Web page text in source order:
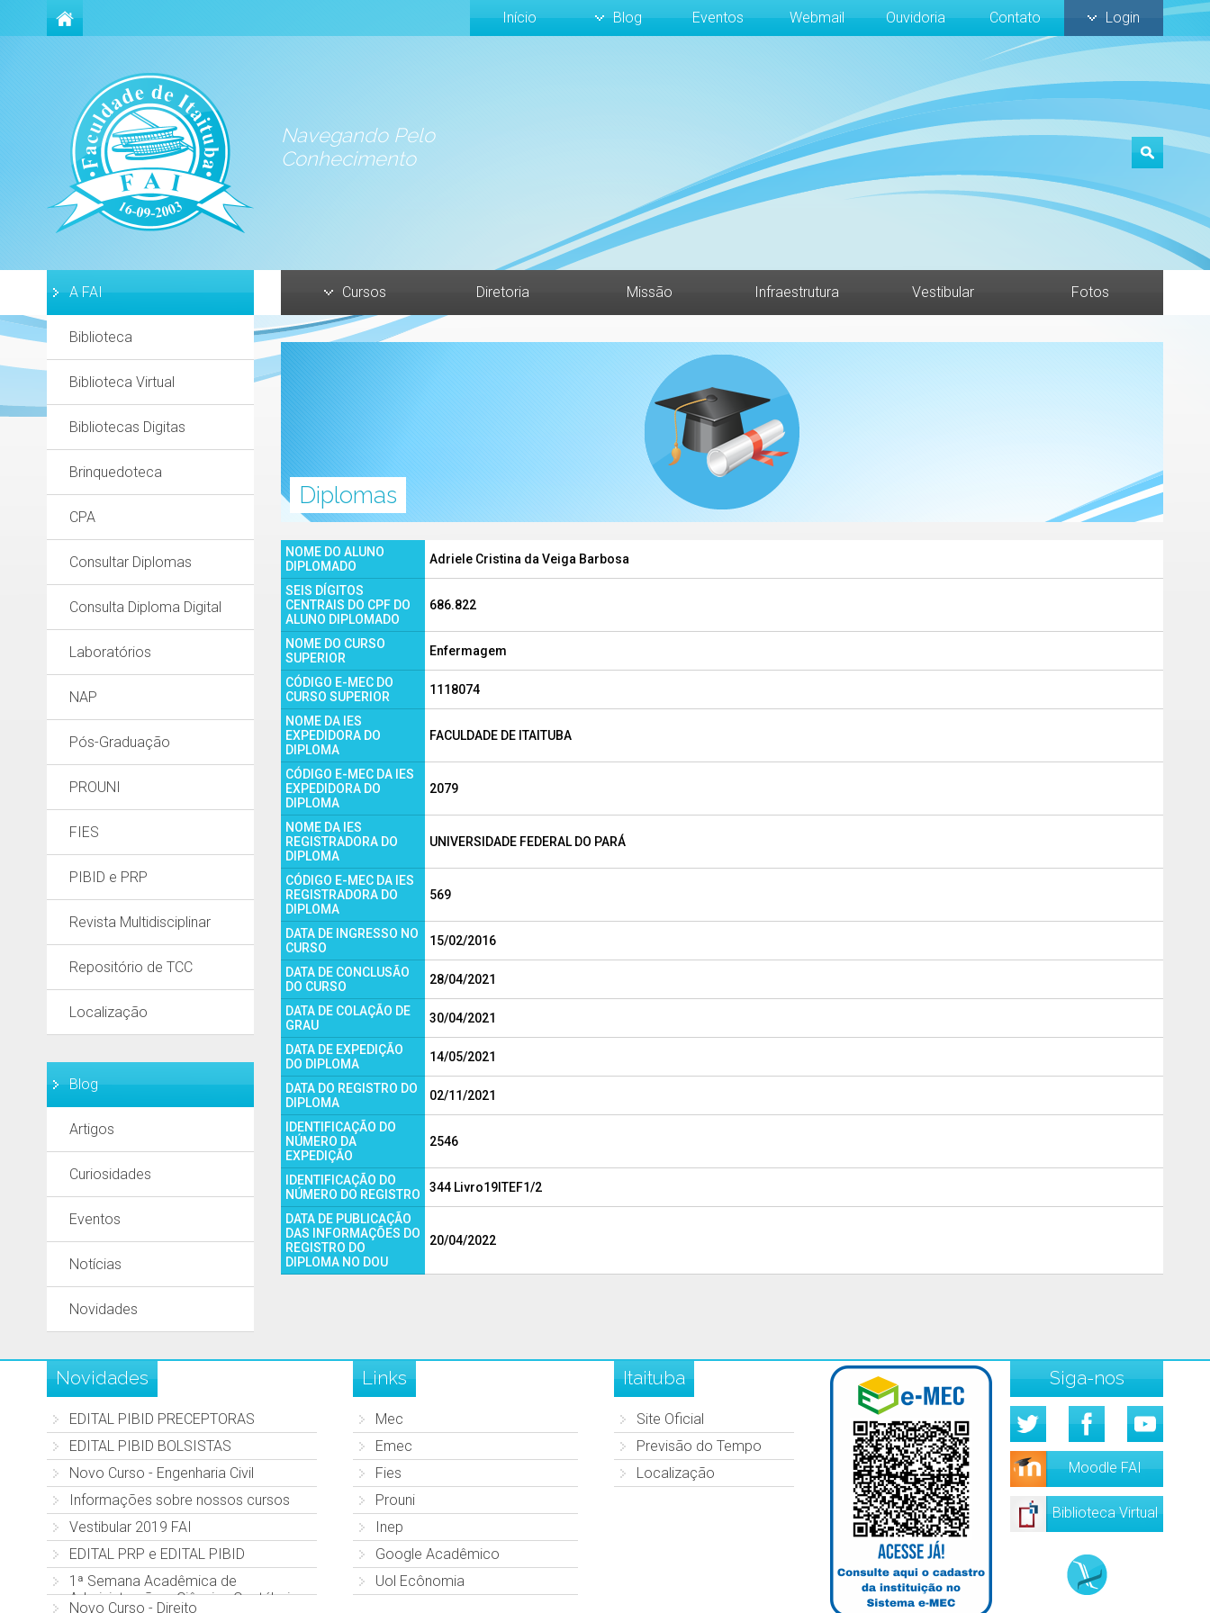
Início Blog Eventos Webmail Ouvidoria Contato Login
Navegando Pelo
Conhecimento
A FAI Cursos Diretoria Missão Infraestrutura Vestibular Fotos
Biblioteca
Biblioteca Virtual
Bibliotecas Digitas
Brinquedoteca
CPA
Consultar Diplomas
Consulta Diploma Digital
Laboratórios
NAP
Pós-Graduação
PROUNI
FIES
PIBID e PRP
Revista Multidisciplinar
Repositório de TCC
Localização
Blog
Artigos
Curiosidades
Eventos
Notícias
Novidades
Diplomas
NOME DO ALUNO
DIPLOMADO
Adriele Cristina da Veiga Barbosa
SEIS DÍGITOS
CENTRAIS DO CPF DO
ALUNO DIPLOMADO
686.822
NOME DO CURSO
SUPERIOR
Enfermagem
CÓDIGO E-MEC DO
CURSO SUPERIOR
1118074
NOME DA IES
EXPEDIDORA DO
DIPLOMA
FACULDADE DE ITAITUBA
CÓDIGO E-MEC DA IES
EXPEDIDORA DO
DIPLOMA
2079
NOME DA IES
REGISTRADORA DO
DIPLOMA
UNIVERSIDADE FEDERAL DO PARÁ
CÓDIGO E-MEC DA IES
REGISTRADORA DO
DIPLOMA
569
DATA DE INGRESSO NO
CURSO
15/02/2016
DATA DE CONCLUSÃO
DO CURSO
28/04/2021
DATA DE COLAÇÃO DE
GRAU
30/04/2021
DATA DE EXPEDIÇÃO
DO DIPLOMA
14/05/2021
DATA DO REGISTRO DO
DIPLOMA
02/11/2021
IDENTIFICAÇÃO DO
NÚMERO DA
EXPEDIÇÃO
2546
IDENTIFICAÇÃO DO
NÚMERO DO REGISTRO
344 Livro19ITEF1/2
DATA DE PUBLICAÇÃO
DAS INFORMAÇÕES DO
REGISTRO DO
DIPLOMA NO DOU
20/04/2022
Novidades
EDITAL PIBID PRECEPTORAS
EDITAL PIBID BOLSISTAS
Novo Curso - Engenharia Civil
Informações sobre nossos cursos
Vestibular 2019 FAI
EDITAL PRP e EDITAL PIBID
1ª Semana Acadêmica de
Administração e Ciências Contábeis
Novo Curso - Direito
Links
Mec
Emec
Fies
Prouni
Inep
Google Acadêmico
Uol Ecônomia
Itaituba
Site Oficial
Previsão do Tempo
Localização
Siga-nos
Moodle FAI
Biblioteca Virtual